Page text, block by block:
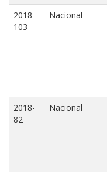
2018-
103
Nacional
2018-
82
Nacional